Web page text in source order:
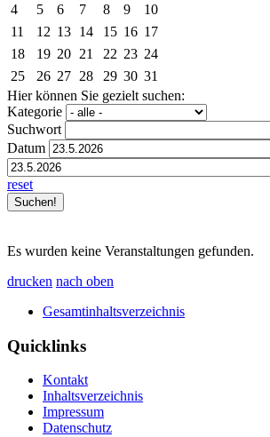
4
5 6 7 8 9
10
11
12 13 14 15 16 17
18
19 20 21 22 23 24
25
26 27 28 29 30 31
Hier können Sie gezielt suchen:
Kategorie
Suchwort
Datum
reset
Es wurden keine Veranstaltungen gefunden.
drucken nach oben
Gesamtinhaltsverzeichnis
Quicklinks
Kontakt
Inhaltsverzeichnis
Impressum
Datenschutz